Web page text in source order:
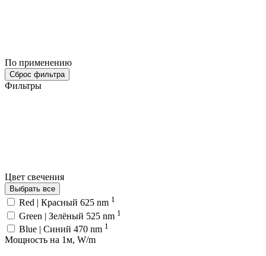
По применению
Сброс фильтра
Фильтры
Цвет свечения
Выбрать все
Red | Красный 625 nm 1
Green | Зелёный 525 nm 1
Blue | Синий 470 nm 1
Мощность на 1м, W/m